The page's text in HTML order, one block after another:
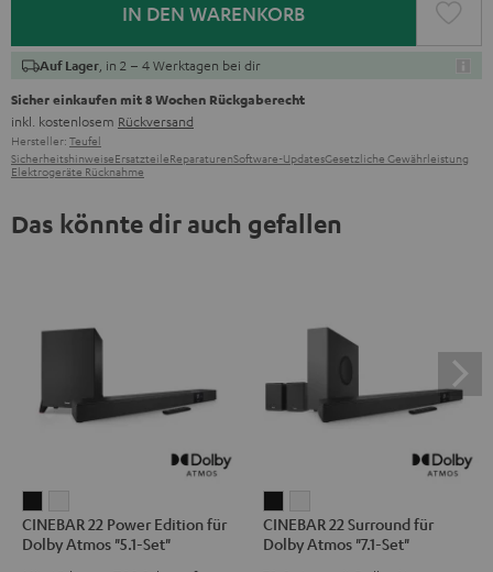
IN DEN WARENKORB
Auf Lager , in 2 – 4 Werktagen bei dir
Sicher einkaufen mit 8 Wochen Rückgaberecht
inkl. kostenlosem Rückversand
Hersteller: Teufel
SicherheitshinweiseErsatzteileReparaturenSoftware-UpdatesGesetzliche Gewährleistung
Elektrogeräte Rücknahme
Das könnte dir auch gefallen
22
Power
22
Power
CINEBAR 22 Power Edition für
Dolby Atmos "5.1-Set"
22
Surround
22
Surround
CINEBAR 22 Surround für
Dolby Atmos "7.1-Set"